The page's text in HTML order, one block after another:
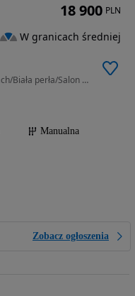
1199 cm3 • 82 KM • ALLURE/Panorama dach/Biała perła/Salon PL/Gwarancja
Manualna
Zobacz ogłoszenia
18 900 PLN
W granicach średniej